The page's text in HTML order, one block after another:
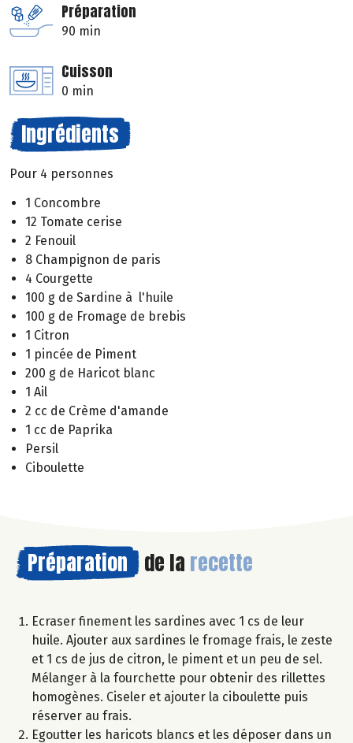
Préparation
90 min
Cuisson
0 min
Ingrédients
Pour 4 personnes
1 Concombre
12 Tomate cerise
2 Fenouil
8 Champignon de paris
4 Courgette
100 g de Sardine à l'huile
100 g de Fromage de brebis
1 Citron
1 pincée de Piment
200 g de Haricot blanc
1 Ail
2 cc de Crème d'amande
1 cc de Paprika
Persil
Ciboulette
Préparation de la recette
Ecraser finement les sardines avec 1 cs de leur
huile. Ajouter aux sardines le fromage frais, le zeste
et 1 cs de jus de citron, le piment et un peu de sel.
Mélanger à la fourchette pour obtenir des rillettes
homogènes. Ciseler et ajouter la ciboulette puis
réserver au frais.
Egoutter les haricots blancs et les déposer dans un